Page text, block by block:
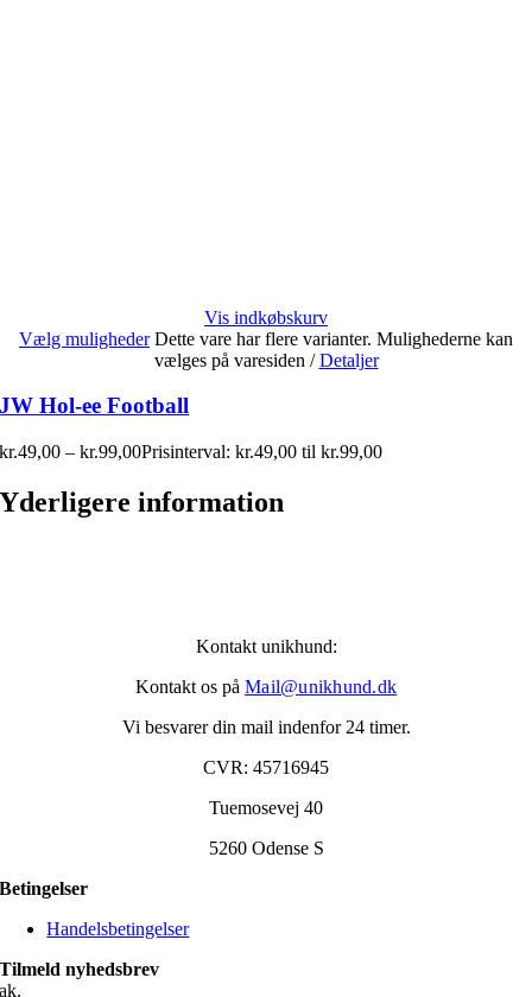
Vis indkøbskurv
Vælg muligheder Dette vare har flere varianter. Mulighederne kan
vælges på varesiden / Detaljer
JW Hol-ee Football
kr.49,00 – kr.99,00Prisinterval: kr.49,00 til kr.99,00
Yderligere information
Kontakt unikhund:
Kontakt os på Mail@unikhund.dk
Vi besvarer din mail indenfor 24 timer.
CVR: 45716945
Tuemosevej 40
5260 Odense S
Betingelser
Handelsbetingelser
Tilmeld nyhedsbrev